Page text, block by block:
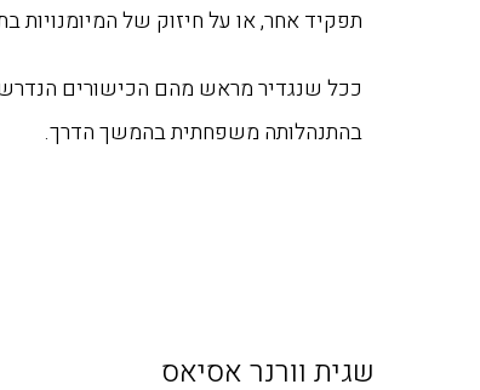
תפקיד אחר, או על חיזוק של המיומנויות
ככל שנגדיר מראש מהם הכישורים
בהתנהלותה משפחתית בהמשך הדרך.
שגית וורנר אסיאס